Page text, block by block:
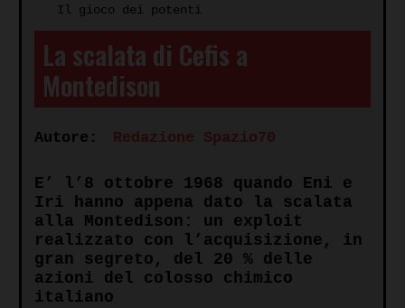
Il gioco dei potenti
La scalata di Cefis a
Montedison
Autore: Redazione Spazio70
E’ l’8 ottobre 1968 quando Eni e
Iri hanno appena dato la scalata
alla Montedison: un exploit
realizzato con l’acquisizione, in
gran segreto, del 20 % delle
azioni del colosso chimico
italiano